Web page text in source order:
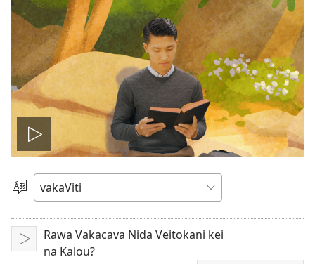
Play
video
Vosa
Sarava/Rogoca
Rawa Vakacava Nida Veitokani kei
na Kalou?